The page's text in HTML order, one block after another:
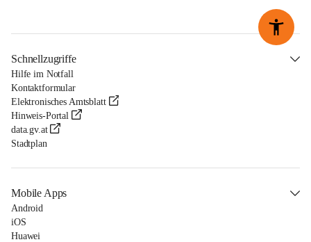
Schnellzugriffe
Hilfe im Notfall
Kontaktformular
Elektronisches Amtsblatt
Hinweis-Portal
data.gv.at
Stadtplan
Mobile Apps
Android
iOS
Huawei